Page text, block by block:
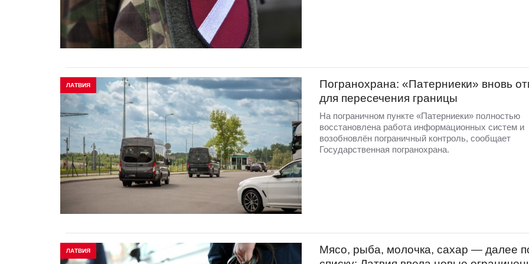
ЛАТВИЯ
Погранохрана: «Патерниеки» вновь
для пересечения границы
На пограничном пункте «Патерниеки» полностью
восстановлена работа информационных систем и
возобновлён пограничный контроль, сообщает
Государственная погранохрана.
ЛАТВИЯ
Мясо, рыба, молочка, сахар — далее